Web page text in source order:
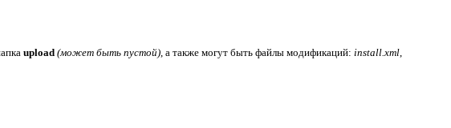
upload (может быть пустой) , а также могут быть файлы модификаций: install.xml